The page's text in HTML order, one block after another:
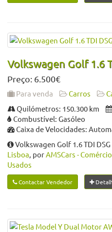
Volkswagen Golf 1.6
Preço: 6.500€
Para venda Carros
Quilómetros: 150.300 km
Combustível: Gasóleo
Caixa de Velocidades:
Volkswagen Golf 1.6 TDI
Lisboa, porAMSCars -
Usados
Contactar Vendedor